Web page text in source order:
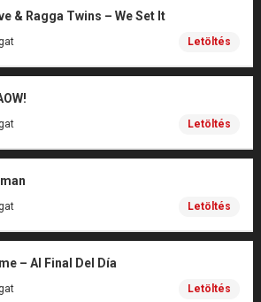
& Ragga Twins – We Set It
Letöltés
Letöltés
Letöltés
– Al Final Del Día
Letöltés